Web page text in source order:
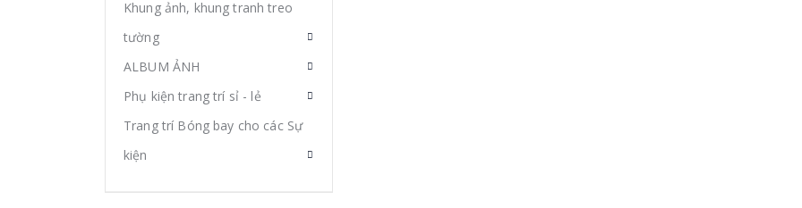
Khung ảnh, khung tranh treo
tường
ALBUM ẢNH
Phụ kiện trang trí sỉ - lẻ
Trang trí Bóng bay cho các Sự
kiện